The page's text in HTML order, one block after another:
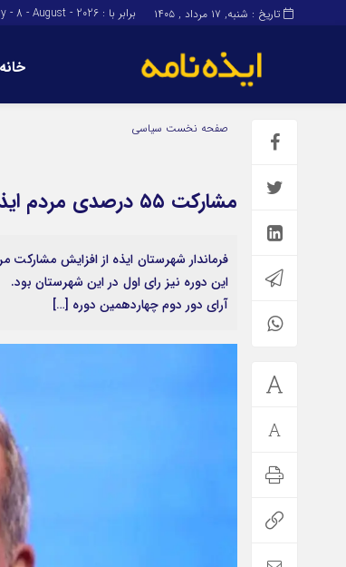
تاریخ : شنبه, ۱۷ مرداد , ۱۴۰۵ برابر با : Saturday - 8 - August - 2026
خانه
برگه نمونهصفحه نخست سیاسی
مشارکت ۵۵ درصدی مردم ایذه در انتخابات/رئیس جمهور منتخب در ایذه رای اول بود
فرماندار شهرستان ایذه از افزایش
این دوره نیز رای اول در این شهرستان بود.
آرای دور دوم چهاردهمین دوره […]